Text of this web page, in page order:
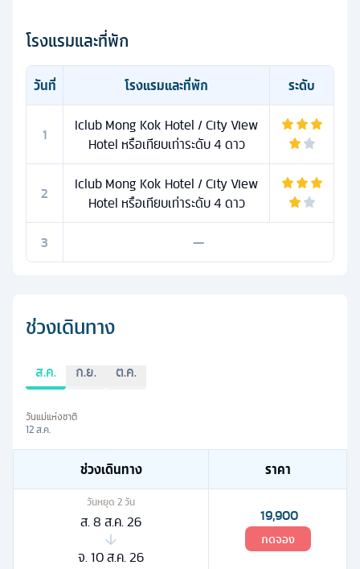
โรงแรมและที่พัก
วันที่ โรงแรมและที่พัก ระดับ
1
Iclub Mong Kok Hotel / City View
Hotel หรือเทียบเท่าระดับ 4 ดาว
2
Iclub Mong Kok Hotel / City View
Hotel หรือเทียบเท่าระดับ 4 ดาว
3
—
ช่วงเดินทาง
ส.ค. ก.ย. ต.ค.
วันแม่แห่งชาติ
12 ส.ค.
ช่วงเดินทาง ราคา
วันหยุด 2วัน
ส. 8 ส.ค. 26
จ. 10 ส.ค. 26
19,900
กดจอง